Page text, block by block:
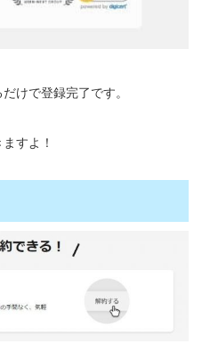
けで登録完了です。
すよ！